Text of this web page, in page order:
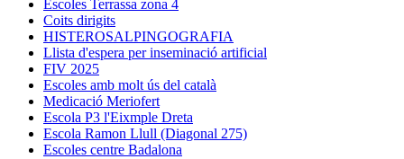
Escoles Terrassa zona 4
Coits dirigits
HISTEROSALPINGOGRAFIA
Llista d'espera per inseminació artificial
FIV 2025
Escoles amb molt ús del català
Medicació Meriofert
Escola P3 l'Eixmple Dreta
Escola Ramon Llull (Diagonal 275)
Escoles centre Badalona